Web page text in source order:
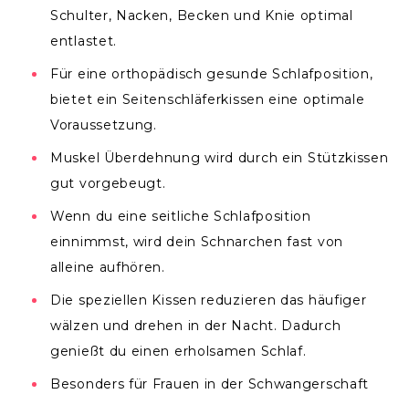
Schulter, Nacken, Becken und Knie optimal
entlastet.
Für eine orthopädisch gesunde Schlafposition,
bietet ein Seitenschläferkissen eine optimale
Voraussetzung.
Muskel Überdehnung wird durch ein Stützkissen
gut vorgebeugt.
Wenn du eine seitliche Schlafposition
einnimmst, wird dein Schnarchen fast von
alleine aufhören.
Die speziellen Kissen reduzieren das häufiger
wälzen und drehen in der Nacht. Dadurch
genießt du einen erholsamen Schlaf.
Besonders für Frauen in der Schwangerschaft